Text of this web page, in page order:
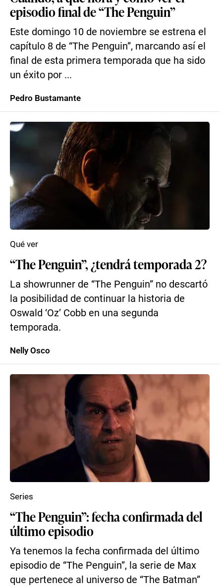
episodio final de “The Penguin”
Este domingo 10 de noviembre se estrena el
capítulo 8 de “The Penguin”, marcando así el
final de esta primera temporada que ha sido
un éxito por ...
Pedro Bustamante
“The Penguin”, ¿tendrá temporada 2?
La showrunner de “The Penguin” no descartó
la posibilidad de continuar la historia de
Oswald ‘Oz’ Cobb en una segunda
temporada.
Qué ver
Nelly Osco
“The Penguin”: fecha confirmada del
último episodio
Ya tenemos la fecha confirmada del último
episodio de “The Penguin”, la serie de Max
que pertenece al universo de “The Batman”
Series